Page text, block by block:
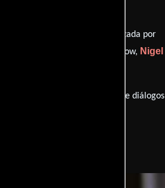
y protagonizada por
como Grace Winslow, Nigel
minutos), esta película tiene diálogos